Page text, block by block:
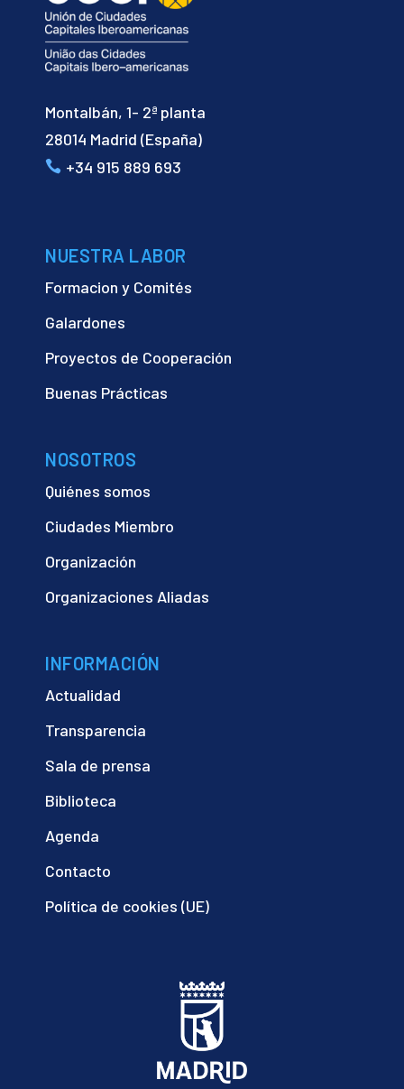
Montalbán, 1- 2ª planta
28014 Madrid (España)
+34 915 889 693
NUESTRA LABOR
Formacion y Comités
Galardones
Proyectos de Cooperación
Buenas Prácticas
NOSOTROS
Quiénes somos
Ciudades Miembro
Organización
Organizaciones Aliadas
INFORMACIÓN
Actualidad
Transparencia
Sala de prensa
Biblioteca
Agenda
Contacto
Política de cookies (UE)